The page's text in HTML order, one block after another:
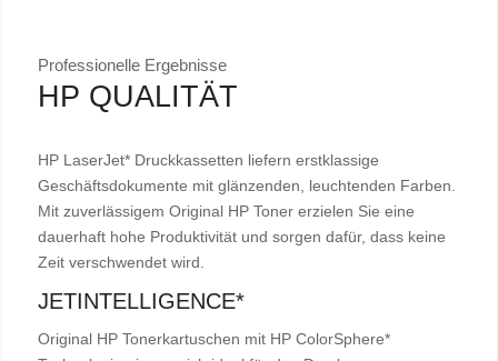
Professionelle Ergebnisse
HP QUALITÄT
HP LaserJet* Druckkassetten liefern erstklassige
Geschäftsdokumente mit glänzenden, leuchtenden Farben.
Mit zuverlässigem Original HP Toner erzielen Sie eine
dauerhaft hohe Produktivität und sorgen dafür, dass keine
Zeit verschwendet wird.
JETINTELLIGENCE*
Original HP Tonerkartuschen mit HP ColorSphere*